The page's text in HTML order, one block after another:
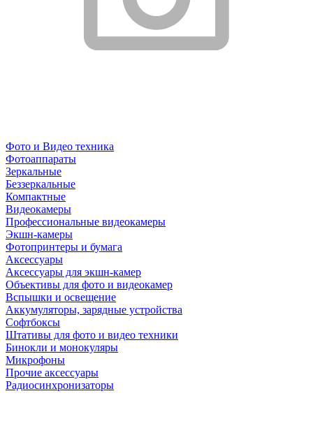
Фото и Видео техника
Фотоаппараты
Зеркальные
Беззеркальные
Компактные
Видеокамеры
Профессиональные видеокамеры
Экшн-камеры
Фотопринтеры и бумага
Аксессуары
Аксессуары для экшн-камер
Объективы для фото и видеокамер
Вспышки и освещение
Аккумуляторы, зарядные устройства
Софтбоксы
Штативы для фото и видео техники
Бинокли и монокуляры
Микрофоны
Прочие аксессуары
Радиосинхронизаторы